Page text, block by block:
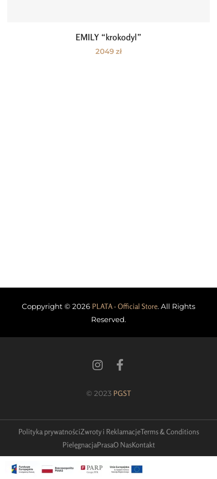
Dodaj do koszyka
EMILY “krokodyl”
2049 zł
Coppyright © 2026 PLATA - Official Store. All Rights
Reserved.
© 2023 PGST
Polityka prywatnościZwroty i ReklamacjeTerms & Conditions
PielęgnacjaPrasaO NasKontakt